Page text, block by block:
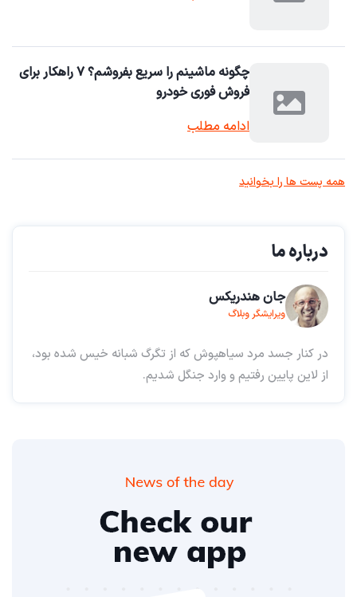
چگونه ماشینم را سریع بفروشم؟ ۷ راهکار برای
فروش فوری خودرو
ادامه مطلب
همه پست ها را بخوانید
درباره ما
جان هندریکس
ویرایشگر وبلاگ
در کنار جسد مرد سیاهپوش که از تگرگ شبانه خیس شده بود،
از لاین پایین رفتیم و وارد جنگل شدیم.